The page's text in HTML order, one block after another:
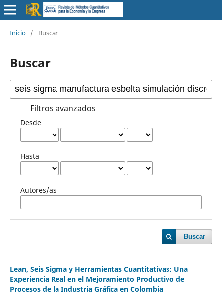
Inicio / Buscar
Buscar
Filtros avanzados
Desde
Hasta
Autores/as
Buscar
Lean, Seis Sigma y Herramientas Cuantitativas: Una
Experiencia Real en el Mejoramiento Productivo de
Procesos de la Industria Gráfica en Colombia